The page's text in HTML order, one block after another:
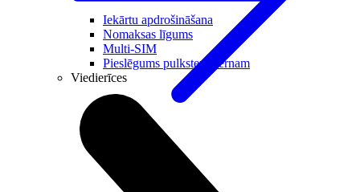
Iekārtu apdrošināšana
Nomaksas līgums
Multi-SIM
Pieslēgums pulkstenī bērnam
Viedierīces